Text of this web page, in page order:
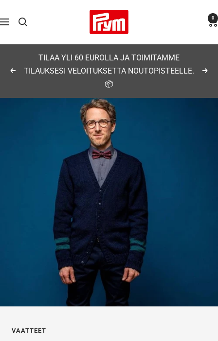
sisältöön
Navigaatio
Prym 0
Edellinen
TILAA YLI 60 EUROLLA JA TOIMITAMME
TILAUKSESI VELOITUKSETTA NOUTOPISTEELLE.
📦
VAATTEET